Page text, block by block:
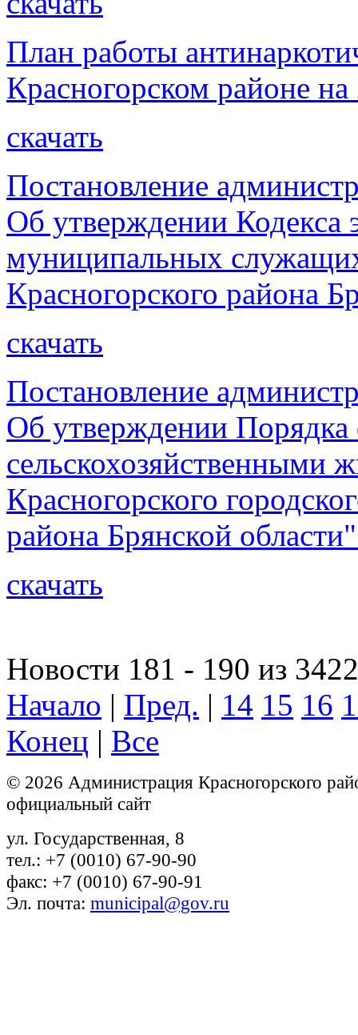
План работы
Красногорском районе на
скачать
Постановление
Об утверждении Кодекса
муниципальных
Красногорского района
скачать
Постановление
Об утверждении Порядка
сельскохозяйственными
Красногорского
района Брянской
скачать
Новости 181 - 190 из 3422
Начало | Пред. | 14 15 16
Конец | Все
© 2026 Администрация Красногорского
официальный сайт
ул. Государственная, 8
тел.: +7 (0010) 67-90-90
факс: +7 (0010) 67-90-91
Эл. почта: municipal@gov.ru